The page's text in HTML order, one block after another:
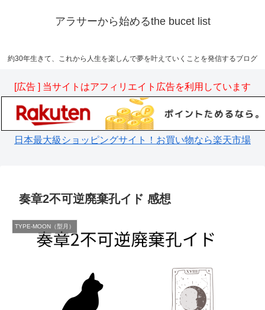
アラサーから始めるthe bucet list
約30年生きて、これから人生を楽しんで夢を叶えていくことを発信するブログ
[広告 ] 当サイトはアフィリエイト広告を利用しています
日本最大級ショッピングサイト！お買い物なら楽天市場
奏章2不可逆廃棄孔イド 感想
TYPE-MOON（型月）